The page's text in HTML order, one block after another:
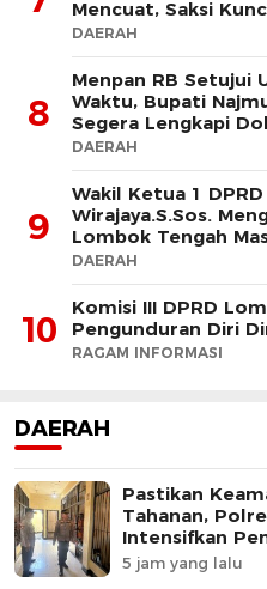
Mencuat, Saksi
DAERAH
8
Menpan RB Setujui
Waktu, Bupati
Segera Lengkapi
DAERAH
9
Wakil Ketua 1
Wirajaya.S.Sos.
Lombok Tengah
DAERAH
10
Komisi III DPRD
Pengunduran Diri
RAGAM INFORMASI
DAERAH
Pastikan
Tahanan,
Intensifkan
Berkala
5 jam yang lalu